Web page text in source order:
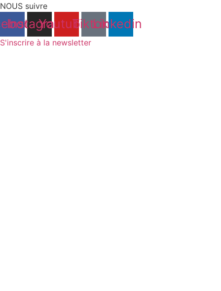
NOUS suivre
Instagram
YoutubeTiktokLinkedin
S'inscrire à la newsletter